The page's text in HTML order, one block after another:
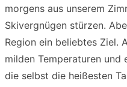
morgens aus unserem
Skivergnügen stürzen.
Region ein beliebtes Ziel.
milden Temperaturen und
die selbst die heißesten